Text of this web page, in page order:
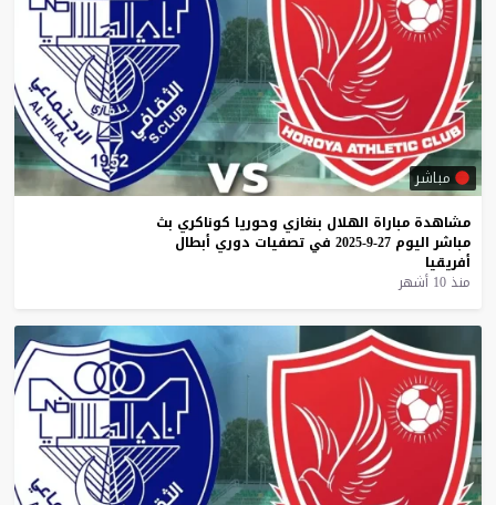
مباشر
مشاهدة مباراة الهلال بنغازي وحوريا كوناكري بث
مباشر اليوم 27-9-2025 في تصفيات دوري أبطال
أفريقيا
منذ 10 أشهر